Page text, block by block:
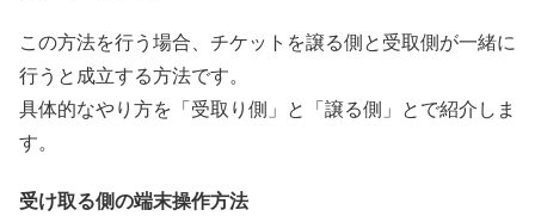
この方法を行う場合、チケットを譲る側と受取側が一緒に
行うと成立する方法です。
具体的なやり方を「受取り側」と「譲る側」とで紹介しま
す。
受け取る側の端末操作方法